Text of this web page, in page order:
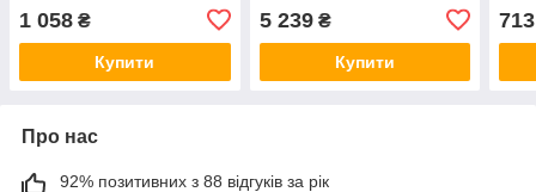
1 058 ₴
Купити
5 239₴
Купити
713
Про нас
92% позитивних з 88 відгуків за рік